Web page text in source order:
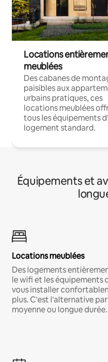
Locations
meublées
Des cabanes de
paisibles aux
urbains pratiques, ces
locations meublées
tous les équipements
logement standard.
Équipements et
Locations meublées
Des logements
le wifi et les équipements
vous installer
plus. C'est l'alternative
moyenne ou longue durée.